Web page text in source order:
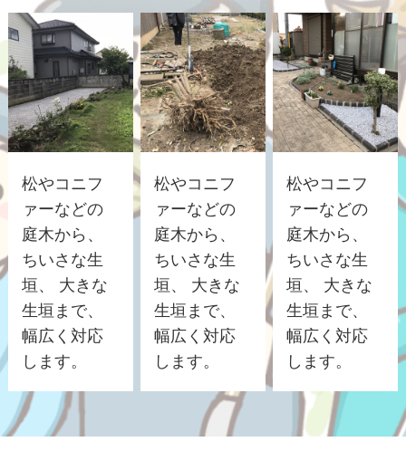
松やコニフ
ァーなどの
庭木から、
ちいさな生
垣、 大きな
生垣まで、
幅広く対応
します。
松やコニフ
ァーなどの
庭木から、
ちいさな生
垣、 大きな
生垣まで、
幅広く対応
します。
松やコニフ
ァーなどの
庭木から、
ちいさな生
垣、 大きな
生垣まで、
幅広く対応
します。